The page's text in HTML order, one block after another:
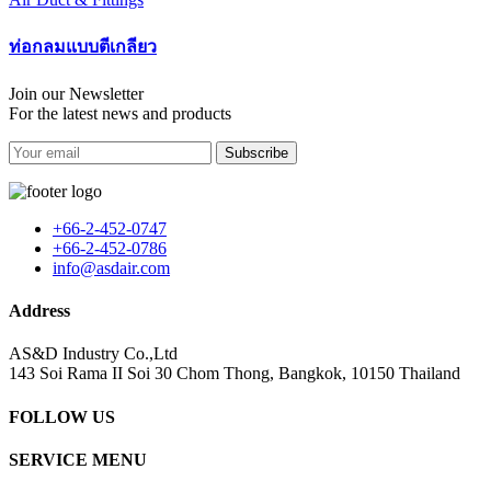
ท่อกลมแบบตีเกลียว
Join our Newsletter
For the latest news and products
Subscribe
+66-2-452-0747
+66-2-452-0786
info@asdair.com
Address
AS&D Industry Co.,Ltd
143 Soi Rama II Soi 30 Chom Thong, Bangkok, 10150 Thailand
FOLLOW US
SERVICE MENU